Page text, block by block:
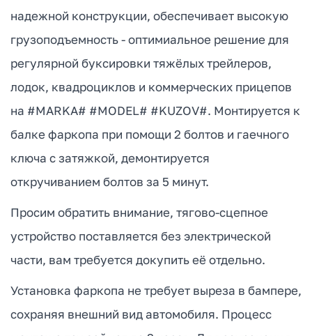
надежной конструкции, обеспечивает высокую
грузоподъемность - оптимиальное решение для
регулярной буксировки тяжёлых трейлеров,
лодок, квадроциклов и коммерческих прицепов
на #MARKA# #MODEL# #KUZOV#. Монтируется к
балке фаркопа при помощи 2 болтов и гаечного
ключа с затяжкой, демонтируется
откручиванием болтов за 5 минут.
Просим обратить внимание, тягово-сцепное
устройство поставляется без электрической
части, вам требуется докупить её отдельно.
Установка фаркопа не требует выреза в бампере,
сохраняя внешний вид автомобиля. Процесс